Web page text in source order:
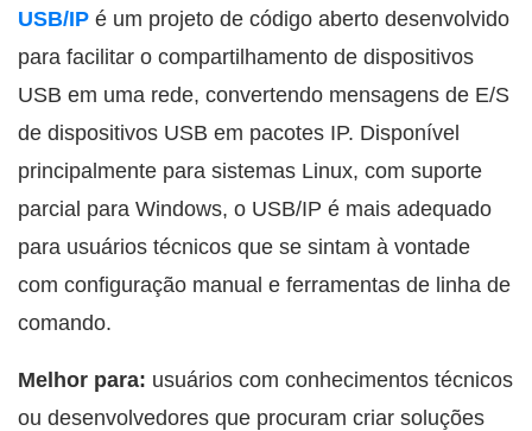
USB/IP é um projeto de código aberto desenvolvido
para facilitar o compartilhamento de dispositivos
USB em uma rede, convertendo mensagens de E/S
de dispositivos USB em pacotes IP. Disponível
principalmente para sistemas Linux, com suporte
parcial para Windows, o USB/IP é mais adequado
para usuários técnicos que se sintam à vontade
com configuração manual e ferramentas de linha de
comando.
Melhor para: usuários com conhecimentos técnicos
ou desenvolvedores que procuram criar soluções